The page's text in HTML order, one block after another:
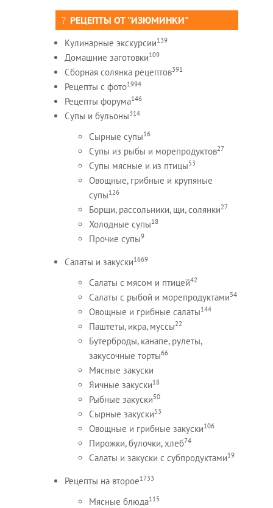
РЕЦЕПТЫ ОТ "ИЗЮМИНКИ"
Кулинарные экскурсии139
Домашние заготовки109
Сборная солянка рецептов391
Рецепты c фото1994
Рецепты форума146
Супы и бульоны314
Сырные супы16
Супы из рыбы и морепродуктов27
Супы мясные и из птицы53
Овощные, грибные и крупяные
супы126
Борщи, рассольники, щи, солянки27
Холодные супы18
Прочие супы9
Салаты и закуски1669
Салаты с мясом и птицей42
Салаты с рыбой и морепродуктами54
Овощные и грибные салаты144
Паштеты, икра, муссы22
Бутерброды, канапе, рулеты,
закусочные торты66
Мясные закуски
Яичные закуски18
Рыбные закуски50
Сырные закуски53
Овощные и грибные закуски106
Пирожки, булочки, хлеб74
Салаты и закуски с субпродуктами19
Рецепты на второе1733
Мясные блюда115